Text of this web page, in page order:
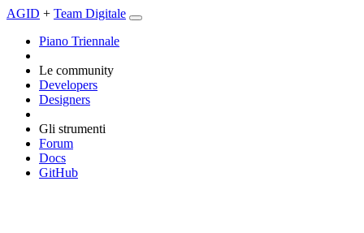
AGID + Team Digitale
Piano Triennale
Le community
Developers
Designers
Gli strumenti
Forum
Docs
GitHub